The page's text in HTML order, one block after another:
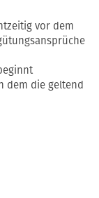
vor dem
dem die geltend